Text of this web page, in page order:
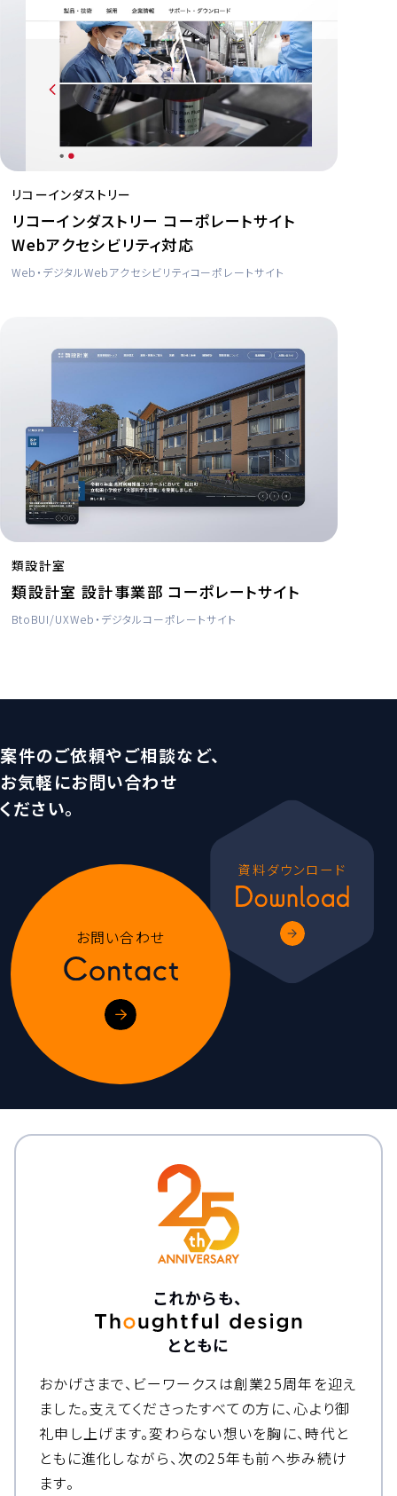
リコーインダストリー
リコーインダストリー コーポレートサイト
Webアクセシビリティ対応
Web・デジタルWebアクセシビリティコーポレートサイト
類設計室
類設計室 設計事業部 コーポレートサイト
BtoBUI/UXWeb・デジタルコーポレートサイト
案件のご依頼やご相談など、
お気軽にお問い合わせ
ください。
お問い合わせ
資料ダウンロード
これからも、
とともに
おかげさまで、ビーワークスは創業25周年を迎え
ました。支えてくださったすべての方に、心より御
礼申し上げます。変わらない想いを胸に、時代と
ともに進化しながら、次の25年も前へ歩み続け
ます。